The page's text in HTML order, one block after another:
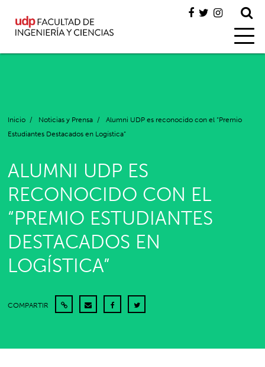
Inicio / Noticias y Prensa /
Alumni UDP es reconocido con el “Premio
Estudiantes Destacados en Logística”
ALUMNI UDP ES
RECONOCIDO CON EL
“PREMIO ESTUDIANTES
DESTACADOS EN
LOGÍSTICA”
COMPARTIR